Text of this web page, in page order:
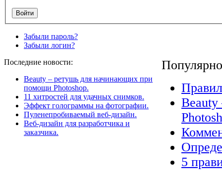
Забыли пароль?
Забыли логин?
Последние новости:
Beauty – ретушь для начинающих при
помощи Photoshop.
11 хитростей для удачных снимков.
Эффект голограммы на фотографии.
Пуленепробиваемый веб-дизайн.
Веб-дизайн для разработчика и
заказчика.
5